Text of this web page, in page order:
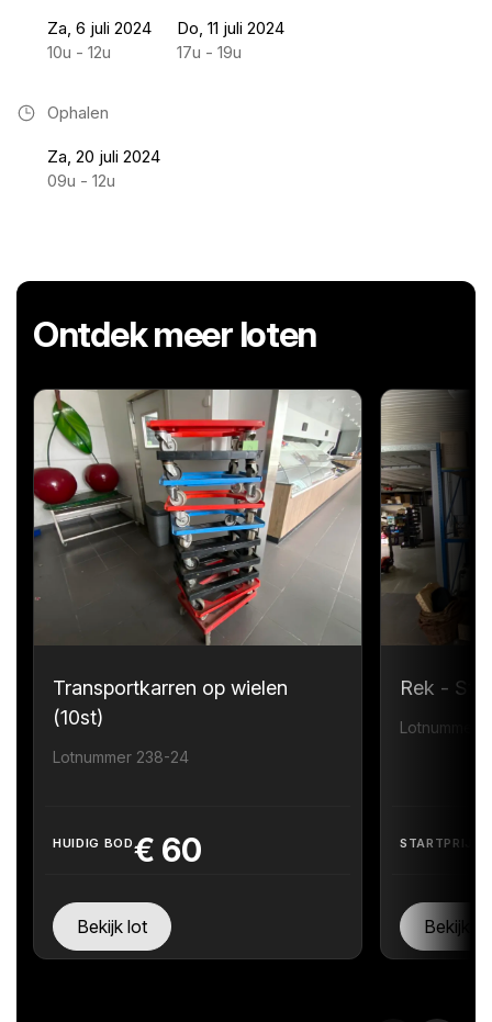
Za, 6 juli 2024
10u - 12u
Do, 11 juli 2024
17u - 19u
Ophalen
Za, 20 juli 2024
09u - 12u
Ontdek meer loten
Transportkarren op wielen
(10st)
Lotnummer 238-24
HUIDIG BOD€ 60
Bekijk lot
Rek -
Lotnummer
STARTPRIJS
Bekijk